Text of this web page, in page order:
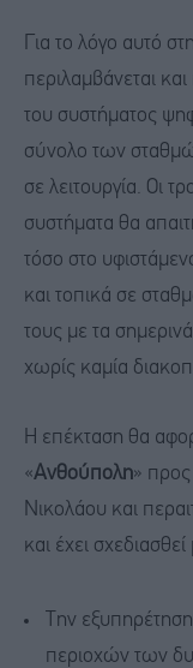
Για το λόγο αυτό
περιλαμβάνεται
του συστήματος
σύνολο των
σε λειτουργία. Οι
συστήματα θα
τόσο στο
και τοπικά σε
τους με τα
χωρίς καμία
Η επέκταση θα
«Ανθούπολη» προς
Νικολάου και
και έχει
Την
περιοχών των